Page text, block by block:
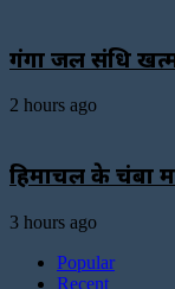
गंगा जल संधि
2 hours ago
हिमाचल के चंबा में
3 hours ago
Popular
Recent